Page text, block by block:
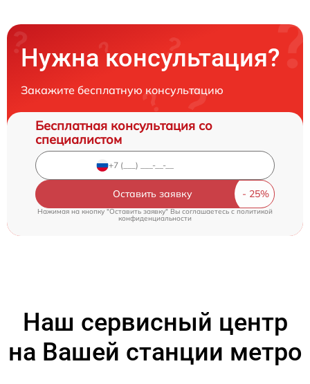
Нужна консультация?
Закажите бесплатную консультацию
Бесплатная консультация со
специалистом
Оставить заявку
Нажимая на кнопку "Оставить заявку" Вы соглашаетесь cполитикой
конфиденциальности
Наш сервисный центр
на Вашей станции метро